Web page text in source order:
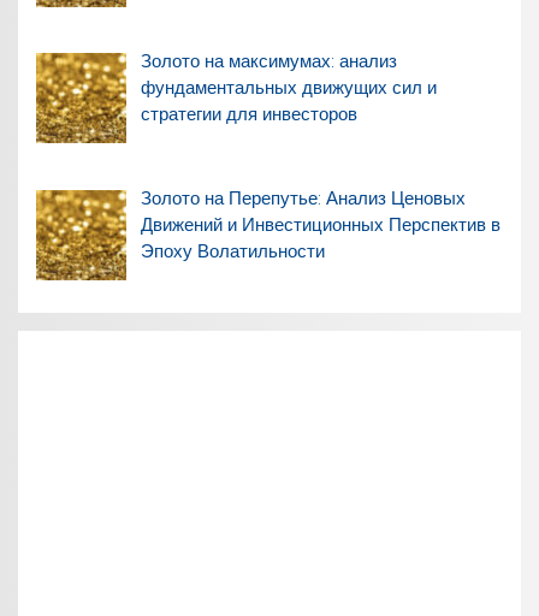
Золото на максимумах: анализ
фундаментальных движущих сил и
стратегии для инвесторов
Золото на Перепутье: Анализ Ценовых
Движений и Инвестиционных Перспектив в
Эпоху Волатильности